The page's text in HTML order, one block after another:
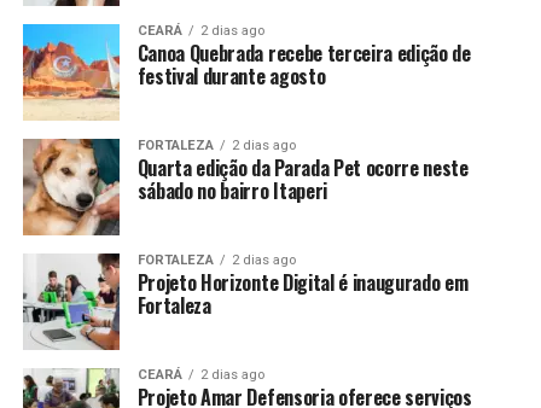
CEARÁ 2 dias ago
Canoa Quebrada recebe terceira edição de
festival durante agosto
FORTALEZA 2 dias ago
Quarta edição da Parada Pet ocorre neste
sábado no bairro Itaperi
FORTALEZA 2 dias ago
Projeto Horizonte Digital é inaugurado em
Fortaleza
CEARÁ 2 dias ago
Projeto Amar Defensoria oferece serviços